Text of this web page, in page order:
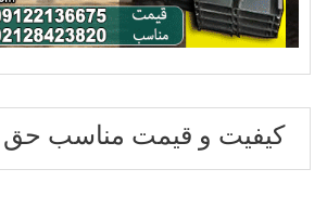
کیفیت و قیمت مناسب